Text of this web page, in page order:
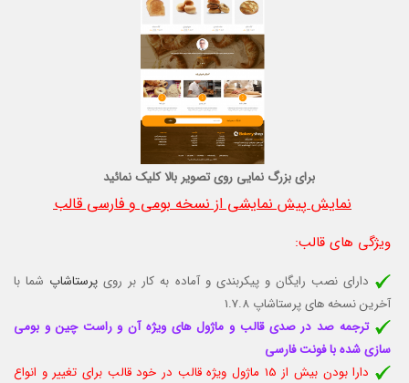
برای بزرگ نمایی روی تصویر بالا کلیک نمائید
نمایش پیش نمایشی از نسخه بومی و فارسی قالب
ویژگی های قالب:
دارای نصب رایگان و پیکربندی و آماده به کار بر روی پرستاشاپ شما با
آخرین نسخه های پرستاشاپ 1.7.8
ترجمه صد در صدی قالب و ماژول های ویژه آن و راست چین و بومی
سازی شده با فونت فارسی
دارا بودن بیش از 15 ماژول ویژه قالب در خود قالب برای تغییر و انواع